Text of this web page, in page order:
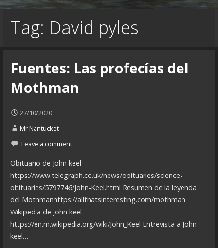
Tag: David pyles
Fuentes: Las profecías del
Mothman
27/10/2020
Mr Nantucket
Leave a comment
Obituario de John keel
https://www.telegraph.co.uk/news/obituaries/science-
obituaries/5797746/John-Keel.html Resumen de la leyenda
del Mothmanhttps://allthatsinteresting.com/mothman
Wikipedia de John keel
https://en.m.wikipedia.org/wiki/John_Keel Entrevista a John
keel…